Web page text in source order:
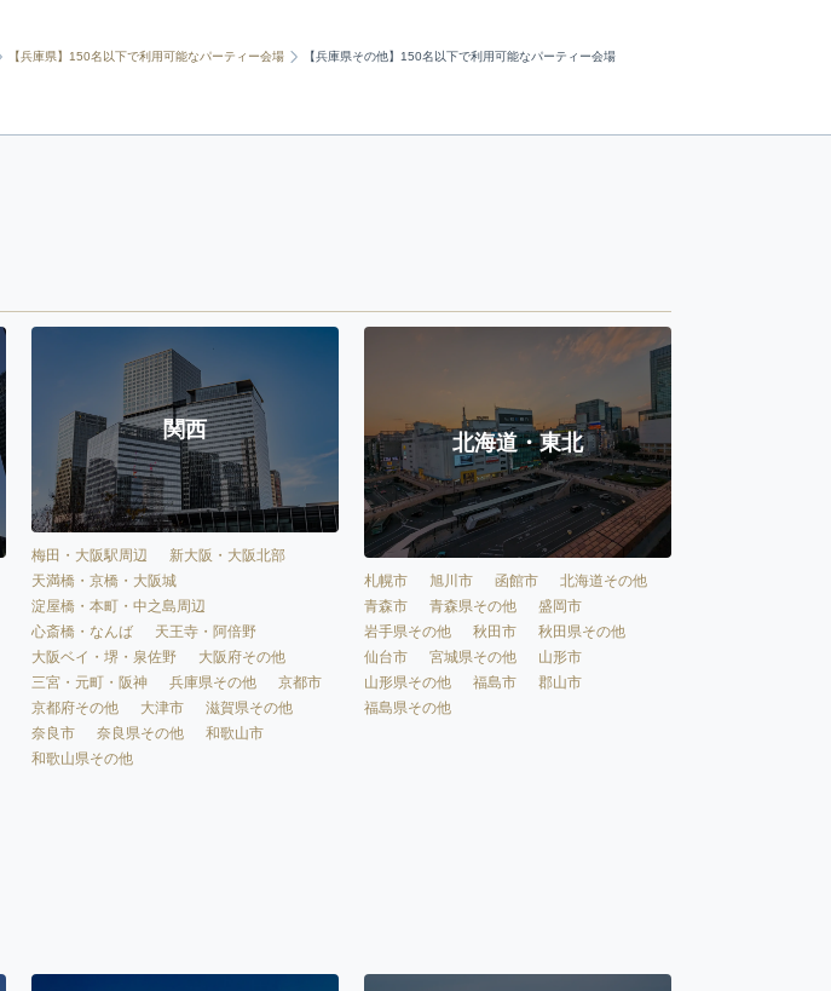
【兵庫県】150名以下で利用可能なパーティー会場 【兵庫県その他】150名以下で利用可能なパーティー会場
関西
梅田・大阪駅周辺
新大阪・大阪北部
天満橋・京橋・大阪城
淀屋橋・本町・中之島周辺
心斎橋・なんば
天王寺・阿倍野
大阪ベイ・堺・泉佐野
大阪府その他
三宮・元町・阪神
兵庫県その他
京都市
京都府その他
大津市
滋賀県その他
奈良市
奈良県その他
和歌山市
和歌山県その他
北海道・東北
札幌市 旭川市 函館市
北海道その他
青森市
青森県その他
盛岡市
岩手県その他
秋田市
秋田県その他
仙台市
宮城県その他
山形市
山形県その他
福島市
郡山市
福島県その他